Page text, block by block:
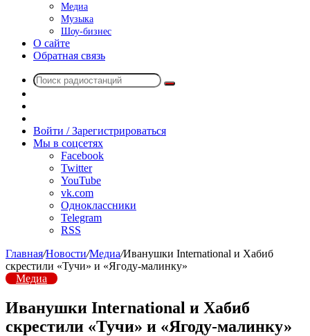
Медиа
Музыка
Шоу-бизнес
О сайте
Обратная связь
Поиск
радио
Войти / Зарегистрироваться
Мы в соцсетях
Facebook
Twitter
YouTube
vk.com
Одноклассники
Telegram
RSS
Главная/Новости/Медиа/Иванушки International и Хабиб
скрестили «Тучи» и «Ягоду-малинку»
Медиа
Иванушки International и Хабиб
скрестили «Тучи» и «Ягоду-малинку»